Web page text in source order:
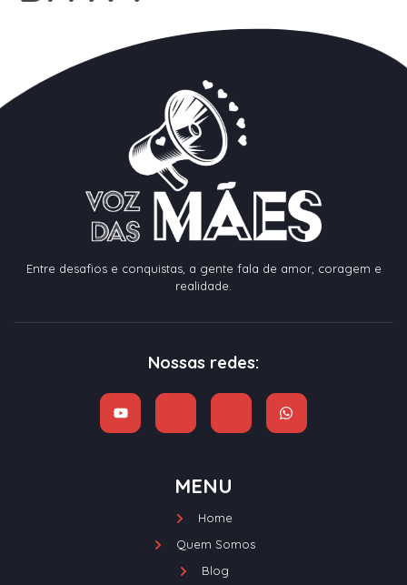
Entre desafios e conquistas, a gente fala de amor, coragem e
realidade.
Nossas redes:
MENU
Home
Quem Somos
Blog